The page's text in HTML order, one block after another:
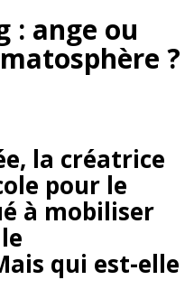
: ange ou
?
la créatrice
pour le
à mobiliser
qui est-elle